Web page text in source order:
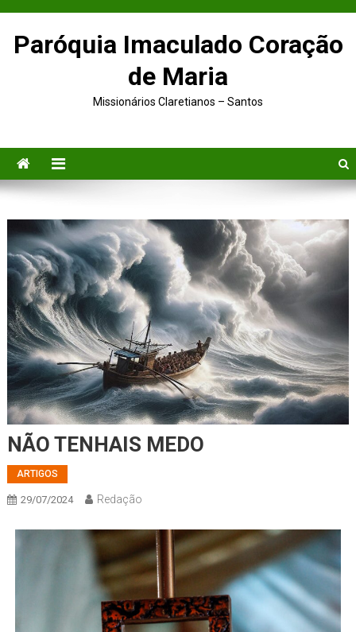
Paróquia Imaculado Coração
de Maria
Missionários Claretianos – Santos
NÃO TENHAIS MEDO
ARTIGOS
29/07/2024 Redação